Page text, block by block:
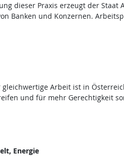
dieser Praxis erzeugt der
Banken und Konzernen.
Arbeit ist in
und für mehr Gerechtigkeit
Energie